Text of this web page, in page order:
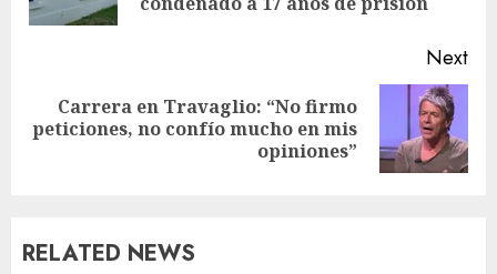
Next
Carrera en Travaglio: “No firmo
peticiones, no confío mucho en mis
opiniones”
RELATED NEWS